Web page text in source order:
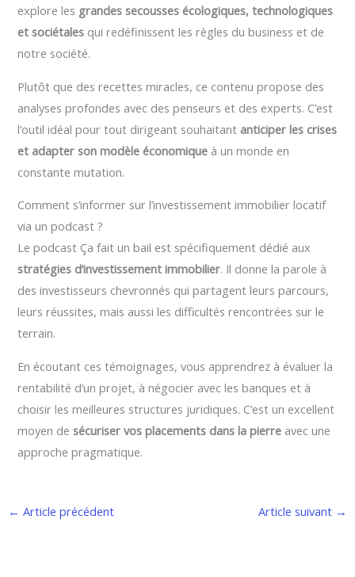
explore les grandes secousses écologiques, technologiques
et sociétales qui redéfinissent les règles du business et de
notre société.
Plutôt que des recettes miracles, ce contenu propose des
analyses profondes avec des penseurs et des experts. C’est
l’outil idéal pour tout dirigeant souhaitant anticiper les crises
et adapter son modèle économique à un monde en
constante mutation.
Comment s’informer sur l’investissement immobilier locatif
via un podcast ?
Le podcast Ça fait un bail est spécifiquement dédié aux
stratégies d’investissement immobilier. Il donne la parole à
des investisseurs chevronnés qui partagent leurs parcours,
leurs réussites, mais aussi les difficultés rencontrées sur le
terrain.
En écoutant ces témoignages, vous apprendrez à évaluer la
rentabilité d’un projet, à négocier avec les banques et à
choisir les meilleures structures juridiques. C’est un excellent
moyen desécuriser vos placements dans la pierre avec une
approche pragmatique.
← Article précédent Article suivant →